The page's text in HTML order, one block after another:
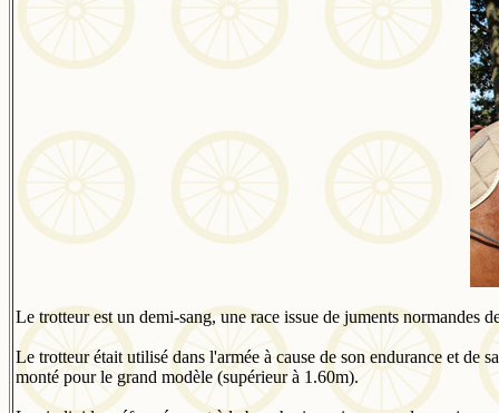
Le trotteur est un demi-sang, une race issue de juments
Le trotteur était utilisé dans l'armée à cause de son endurance et de
monté pour le grand modèle (supérieur à 1.60m).